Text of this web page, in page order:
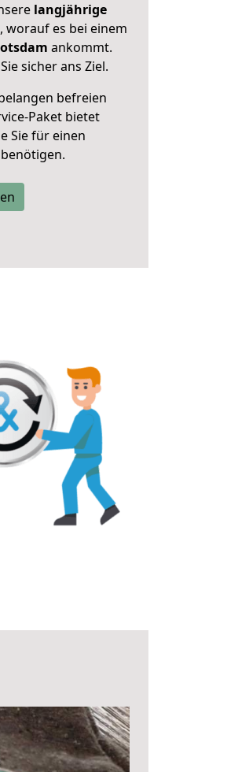
langjährige
worauf es bei einem
ankommt.
sicher ans Ziel.
befreien
Paket bietet
Sie für einen